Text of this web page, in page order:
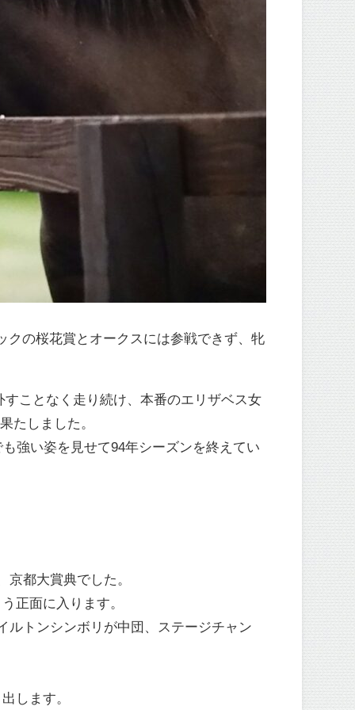
クの桜花賞とオークスには参戦できず、牝
ことなく走り続け、本番のエリザベス女
たしました。
強い姿を見せて94年シーズンを終えてい
都大賞典でした。
正面に入ります。
ルトンシンボリが中団、ステージチャン
します。